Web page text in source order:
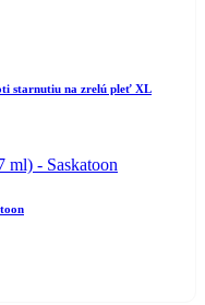
starnutiu na zrelú pleť XL